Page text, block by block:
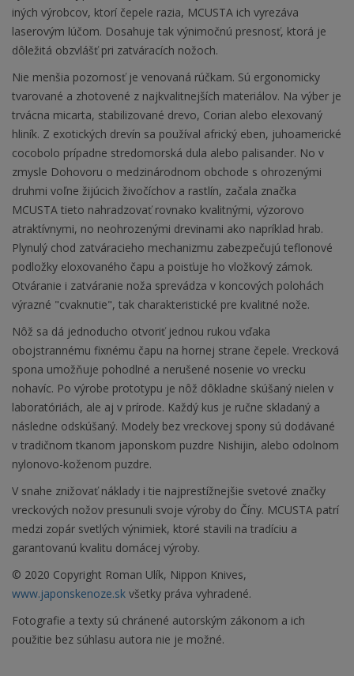
iných výrobcov, ktorí čepele razia, MCUSTA ich vyrezáva
laserovým lúčom. Dosahuje tak výnimočnú presnosť, ktorá je
dôležitá obzvlášť pri zatváracích nožoch.
Nie menšia pozornosť je venovaná rúčkam. Sú ergonomicky
tvarované a zhotovené z najkvalitnejších materiálov. Na výber je
trvácna micarta, stabilizované drevo, Corian alebo elexovaný
hliník. Z exotických drevín sa používal africký eben, juhoamerické
cocobolo prípadne stredomorská dula alebo palisander. No v
zmysle Dohovoru o medzinárodnom obchode s ohrozenými
druhmi voľne žijúcich živočíchov a rastlín, začala značka
MCUSTA tieto nahradzovať rovnako kvalitnými, výzorovo
atraktívnymi, no neohrozenými drevinami ako napríklad hrab.
Plynulý chod zatváracieho mechanizmu zabezpečujú teflonové
podložky eloxovaného čapu a poisťuje ho vložkový zámok.
Otváranie i zatváranie noža sprevádza v koncových polohách
výrazné "cvaknutie", tak charakteristické pre kvalitné nože.
Nôž sa dá jednoducho otvoriť jednou rukou vďaka
obojstrannému fixnému čapu na hornej strane čepele. Vrecková
spona umožňuje pohodlné a nerušené nosenie vo vrecku
nohavíc. Po výrobe prototypu je nôž dôkladne skúšaný nielen v
laboratóriách, ale aj v prírode. Každý kus je ručne skladaný a
následne odskúšaný. Modely bez vreckovej spony sú dodávané
v tradičnom tkanom japonskom puzdre Nishijin, alebo odolnom
nylonovo-koženom puzdre.
V snahe znižovať náklady i tie najprestížnejšie svetové značky
vreckových nožov presunuli svoje výroby do Číny. MCUSTA patrí
medzi zopár svetlých výnimiek, ktoré stavili na tradíciu a
garantovanú kvalitu domácej výroby.
© 2020 Copyright Roman Ulík, Nippon Knives,
www.japonskenoze.sk všetky práva vyhradené.
Fotografie a texty sú chránené autorským zákonom a ich
použitie bez súhlasu autora nie je možné.